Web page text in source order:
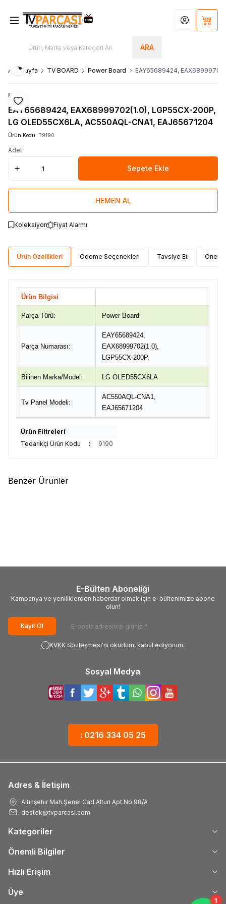
1
ARA
Hesabım
Ana Sayfa TV BOARD Power Board EAY65689424,
Favoriye Ekle
Paylaş
LG
EAY65689424, EAX68999702(1.0), LGP55CX-200P,
LG OLED55CX6LA, AC550AQL-CNA1, EAJ65671204
Ürün Kodu: T9190
Adet
Sepete Ekle
HEMEN AL
Koleksiyon Fiyat Alarmı
Ürün Özellikleri Ödeme Seçenekleri Tavsiye Et Öneri
Ürün Bilgisi
Parça Türü: Power Board
Parça Numarası:
EAY65689424,
EAX68999702(1.0),
LGP55CX-200P,
Bilinen Marka/Model: LG OLED55CX6LA
Tv Panel Modeli:
AC550AQL-CNA1,
EAJ65671204
Ürün Filtreleri
Tedarikçi Ürün Kodu
: 9190
Benzer Ürünler
E-Bülten Aboneliği
Kampanya ve yeniliklerden haberdar olmak için e-bültenimize abone
olun!
Kayıt Ol
KVKK Sözleşmesi'ni okudum, kabul ediyorum.
Sosyal Medya
: 0216 334 05 25
Adres & İletişim
: Altınşehir Mah.Şenel Cad.Altun Apt.No:98/A
: destek@tvparcasi.com
Kategoriler
Önemli Bilgiler
Hızlı Erişim
Üye